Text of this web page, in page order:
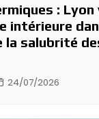
:
intérieure
la salubrité
24/07/2026